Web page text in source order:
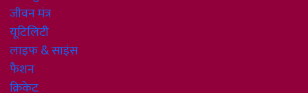
जीवन मंत्र
यूटिलिटी
लाइफ & साइंस
फैशन
क्रिकेट